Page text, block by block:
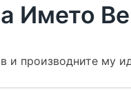
Името
и производните му